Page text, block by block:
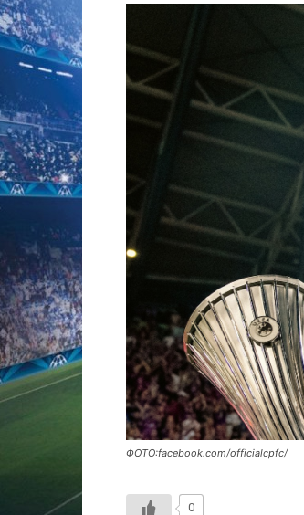
ФОТО:facebook.com/officialcpfc/
0